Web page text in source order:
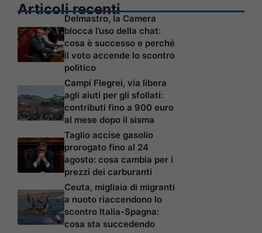
Articoli recenti
Delmastro, la Camera
blocca l’uso della chat:
cosa è successo e perché
il voto accende lo scontro
politico
Campi Flegrei, via libera
agli aiuti per gli sfollati:
contributi fino a 900 euro
al mese dopo il sisma
Taglio accise gasolio
prorogato fino al 24
agosto: cosa cambia per i
prezzi dei carburanti
Ceuta, migliaia di migranti
a nuoto riaccendono lo
scontro Italia-Spagna:
cosa sta succedendo